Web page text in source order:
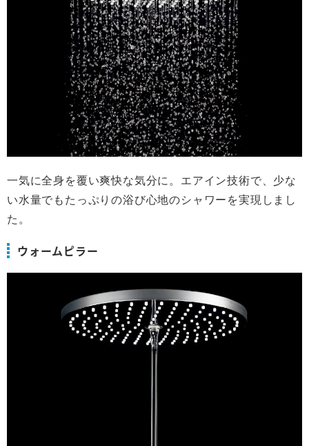
一気に全身を覆い爽快な気分に。エアイン技術で、少な
い水量でもたっぷりの浴び心地のシャワーを実現しまし
た。
ウォームピラー